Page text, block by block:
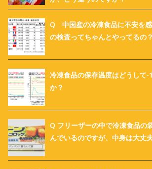
Q 中国産の冷凍食品に不安を
の検査ってちゃんとやってるの？
冷凍食品の保存温度はどうして
か？
Q フリーザーの中で冷凍食品の
んでいるのですが、中身は大丈